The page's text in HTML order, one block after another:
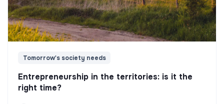
Tomorrow's society needs
Entrepreneurship in the territories: is it the
right time?